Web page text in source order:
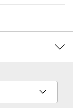
в сеть